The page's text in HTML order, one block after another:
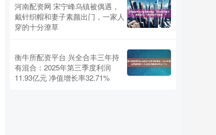
河南配资网 宋宁峰乌镇被偶遇，
戴针织帽和妻子素颜出门，一家人
穿的十分潦草
衡牛所配资平台 兴全合丰三年持
有混合：2025年第三季度利润
11.93亿元 净值增长率32.71%